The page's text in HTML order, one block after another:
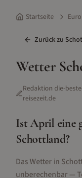
Startseite
Zurück zu
Wetter
Redaktion die-
reisezeit.de
IstAprileine
Schottland?
Das Wetter in
unberechenbar —